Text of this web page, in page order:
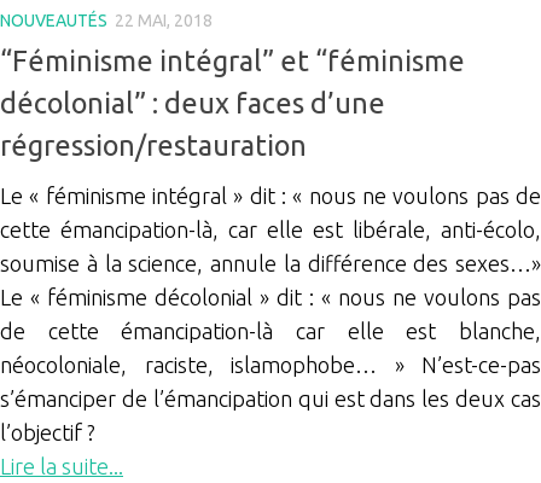
NOUVEAUTÉS 22 MAI, 2018
“Féminisme intégral” et “féminisme
décolonial” : deux faces d’une
régression/restauration
Le « féminisme intégral » dit : « nous ne voulons pas de
cette émancipation-là, car elle est libérale, anti-écolo,
soumise à la science, annule la différence des sexes…»
Le « féminisme décolonial » dit : « nous ne voulons pas
de cette émancipation-là car elle est blanche,
néocoloniale, raciste, islamophobe… » N’est-ce-pas
s’émanciper de l’émancipation qui est dans les deux cas
l’objectif ?
Lire la suite...